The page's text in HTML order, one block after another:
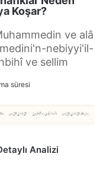
Koşar?
ve alâ
nebiyyi'il-
ve sellim
süresi
Analizi